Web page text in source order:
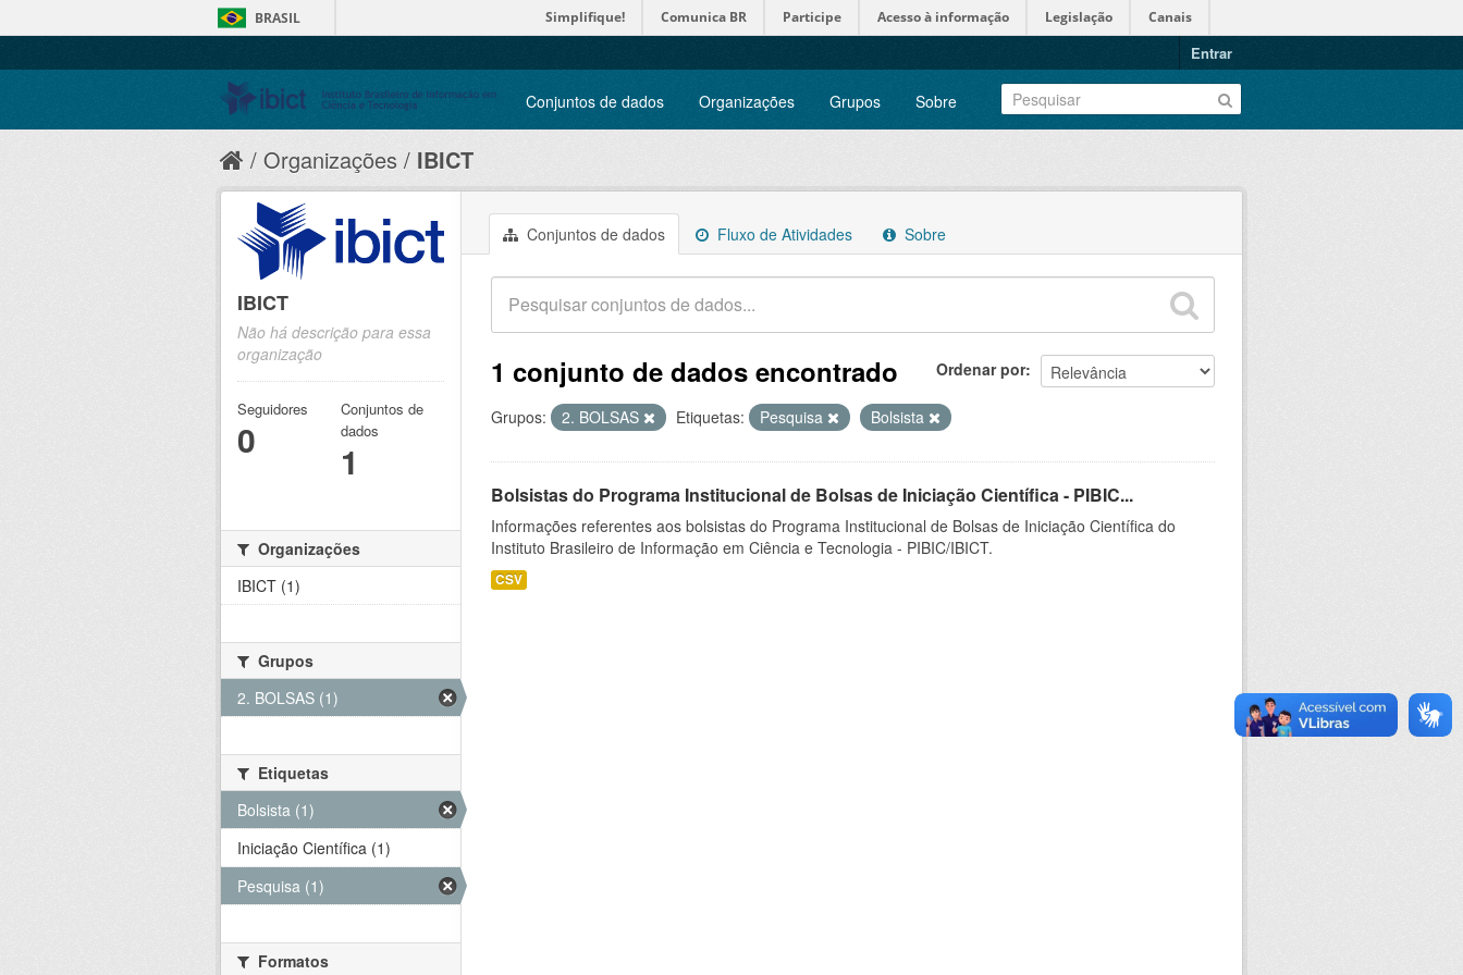
BRASIL Simplifique! Comunica BR Participe Acesso à informação Legislação Canais
Entrar
Conjuntos de dados Organizações Grupos Sobre
Organizações IBICT
Conjuntos de dados Fluxo de Atividades Sobre
Ordenar por
1 conjunto de dados encontrado
Grupos: 2. BOLSAS Etiquetas: Pesquisa Bolsista
Bolsistas do Programa Institucional de Bolsas de Iniciação Científica - PIBIC...
Informações referentes aos bolsistas do Programa Institucional de Bolsas de Iniciação Científica do
Instituto Brasileiro de Informação em Ciência e Tecnologia - PIBIC/IBICT.
CSV
IBICT
Não há descrição para essa
organização
Seguidores
0
Conjuntos de
dados
1
Organizações
IBICT (1)
Grupos
2. BOLSAS (1)
Etiquetas
Bolsista (1)
Iniciação Científica (1)
Pesquisa (1)
Formatos